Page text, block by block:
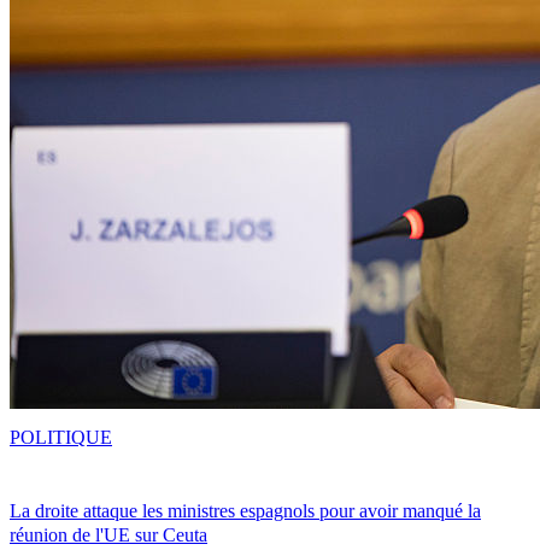
La droite attaque les ministres espagnols pour avoir manqué la
réunion de l'UE sur Ceuta
POLITIQUE